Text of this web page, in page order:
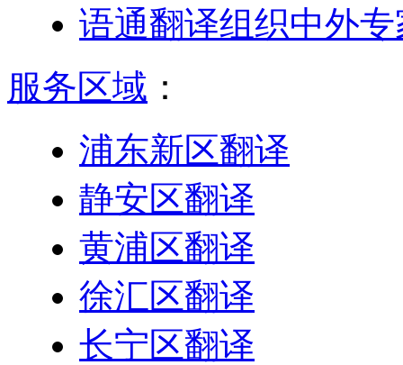
语通翻译组织中外
服务区域 ：
浦东新区翻译
静安区翻译
黄浦区翻译
徐汇区翻译
长宁区翻译